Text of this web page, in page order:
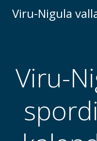
Viru-Nigula
Viru-